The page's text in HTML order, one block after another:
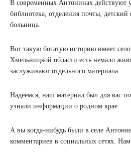
В современных Антонинах действуют
библиотека, отделения почты, детский
больница.
Вот такую богатую историю имеет
Хмельницкой области есть немало
заслуживают отдельного материала.
Надеемся, наш материал был для вас
узнали информации о родном крае.
А вы когда-нибудь были в селе
комментариев в социальных сетях.